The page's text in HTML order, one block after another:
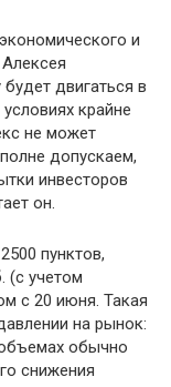
и
двигаться в
крайне
не может
допускаем,
инвесторов
он.
пунктов,
(с учетом
с 20 июня. Такая
на рынок:
обычно
снижения